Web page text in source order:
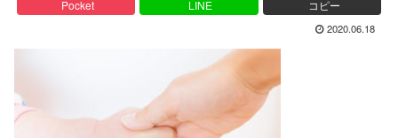
Pocket LINE コピー
2020.06.18